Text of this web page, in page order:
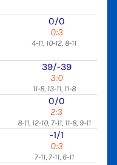
0/0
0:3
4-11, 10-12, 8-11
39/-39
3:0
11-8, 13-11, 11-8
0/0
2:3
8-11, 12-10, 7-11, 11-8, 9-11
-1/1
0:3
7-11, 7-11, 6-11